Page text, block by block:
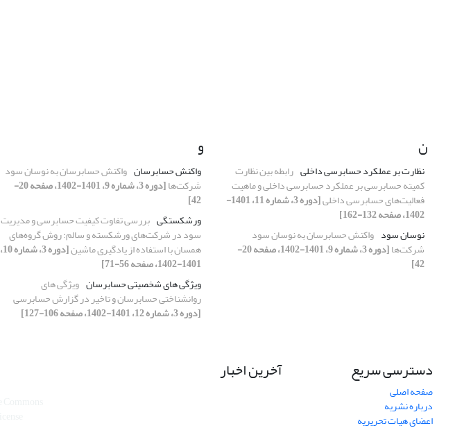
ن
نظارت بر عملکرد حسابرسی داخلی رابطه بین نظارت
کمیته حسابرسی بر عملکرد حسابرسی داخلی و ماهیت
فعالیت‌های حسابرسی داخلی [دوره 3، شماره 11، 1401-
1402، صفحه 132-162]
نوسان سود واکنش حسابرسان به نوسان سود
شرکت‌ها [دوره 3، شماره 9، 1401-1402، صفحه 20-
42]
و
واکنش حسابرسان واکنش حسابرسان به نوسان سود
شرکت‌ها [دوره 3، شماره 9، 1401-1402، صفحه 20-
42]
ورشکستگی بررسی تفاوت کیفیت حسابرسی و مدیریت
سود در شرکت‌های ورشکسته و سالم: روش گروه‌های
همسان با استفاده از یادگیری ماشین [دوره 3، شماره 10،
1401-1402، صفحه 56-71]
ویژگی های شخصیتی حسابرسان ویژگی های
روانشناختی حسابرسان و تاخیر در گزارش حسابرسی
[دوره 3، شماره 12، 1401-1402، صفحه 106-127]
دسترسی سریع
صفحه اصلی
درباره نشریه
اعضای هیات تحریریه
آخرین اخبار